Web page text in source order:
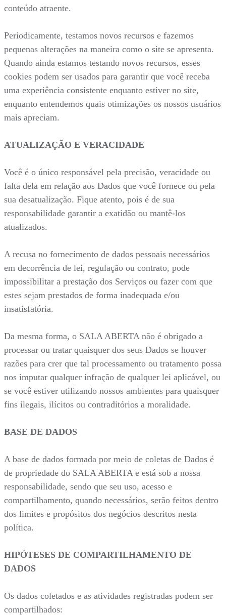
conteúdo atraente.
Periodicamente, testamos novos recursos e fazemos
pequenas alterações na maneira como o site se apresenta.
Quando ainda estamos testando novos recursos, esses
cookies podem ser usados para garantir que você receba
uma experiência consistente enquanto estiver no site,
enquanto entendemos quais otimizações os nossos usuários
mais apreciam.
ATUALIZAÇÃO E VERACIDADE
Você é o único responsável pela precisão, veracidade ou
falta dela em relação aos Dados que você fornece ou pela
sua desatualização. Fique atento, pois é de sua
responsabilidade garantir a exatidão ou mantê-los
atualizados.
A recusa no fornecimento de dados pessoais necessários
em decorrência de lei, regulação ou contrato, pode
impossibilitar a prestação dos Serviços ou fazer com que
estes sejam prestados de forma inadequada e/ou
insatisfatória.
Da mesma forma, o SALA ABERTA não é obrigado a
processar ou tratar quaisquer dos seus Dados se houver
razões para crer que tal processamento ou tratamento possa
nos imputar qualquer infração de qualquer lei aplicável, ou
se você estiver utilizando nossos ambientes para quaisquer
fins ilegais, ilícitos ou contraditórios a moralidade.
BASE DE DADOS
A base de dados formada por meio de coletas de Dados é
de propriedade do SALA ABERTA e está sob a nossa
responsabilidade, sendo que seu uso, acesso e
compartilhamento, quando necessários, serão feitos dentro
dos limites e propósitos dos negócios descritos nesta
política.
HIPÓTESES DE COMPARTILHAMENTO DE
DADOS
Os dados coletados e as atividades registradas podem ser
compartilhados: